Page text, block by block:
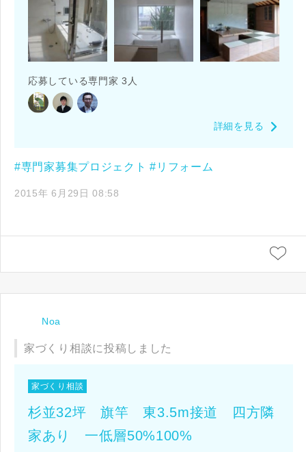
応募している専門家 3人
詳細を見る
#専門家募集プロジェクト #リフォーム
2015年 6月29日 08:58
Noa
家づくり相談に投稿しました
家づくり相談
杉並32坪 旗竿 東3.5m接道 四方隣
家あり 一低層50%100%